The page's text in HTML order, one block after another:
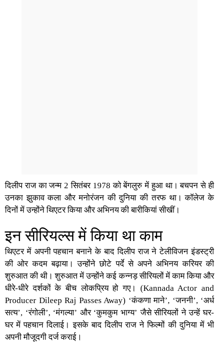
दिलीप राज का जन्म 2 सितंबर 1978 को बेंगलुरु में हुआ था। बचपन से ही
उनका झुकाव कला और मनोरंजन की दुनिया की तरफ था। कॉलेज के
दिनों में उन्होंने थिएटर किया और अभिनय की बारीकियां सीखीं।
इन सीरियल्स में किया था काम
थिएटर में अपनी पहचान बनाने के बाद दिलीप राज ने टेलीविजन इंडस्ट्री
की ओर कदम बढ़ाया। उन्होंने छोटे पर्दे से अपने अभिनय करियर की
शुरुआत की थी। शुरुआत में उन्होंने कई कन्नड़ सीरियलों में काम किया और
धीरे-धीरे दर्शकों के बीच लोकप्रिय हो गए। (Kannada Actor and
Producer Dileep Raj Passes Away) ‘कंकणा माने’, ‘जननी’, ‘अर्ध
सत्य’, ‘रंगोली’, ‘मंगल्या’ और ‘कुमकुम भाग्य’ जैसे सीरियलों ने उन्हें घर-
घर में पहचान दिलाई। इसके बाद दिलीप राज ने फिल्मों की दुनिया में भी
अपनी मौजूदगी दर्ज कराई।